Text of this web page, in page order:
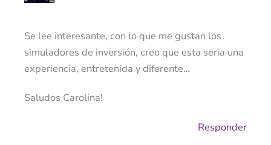
Se lee interesante, con lo que me gustan los
simuladores de inversión, creo que esta seria una
experiencia, entretenida y diferente…
Saludos Carolina!
Responder